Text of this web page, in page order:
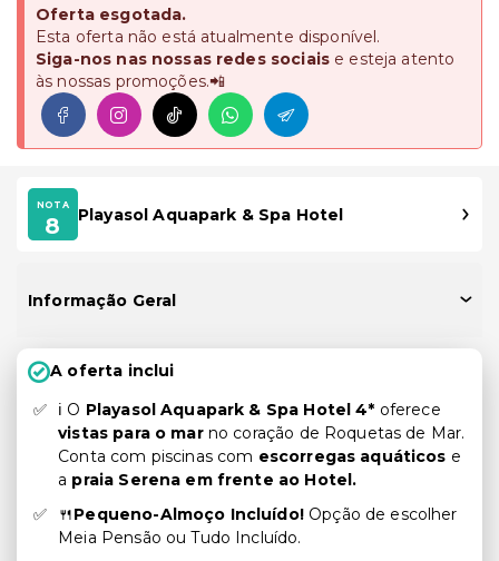
Oferta esgotada.
Esta oferta não está atualmente disponível.
Siga-nos nas nossas redes sociaise esteja atento
às nossas promoções.📲
NOTA
8 Playasol Aquapark & Spa Hotel
Informação Geral
A oferta inclui
ℹ️ O Playasol Aquapark & Spa Hotel 4* oferece
vistas para o marno coração de Roquetas de Mar.
Conta com piscinas com escorregas aquáticos e
a praia Serena em frente ao Hotel.
🍴Pequeno-Almoço Incluído!Opção de escolher
Meia Pensão ou Tudo Incluído.